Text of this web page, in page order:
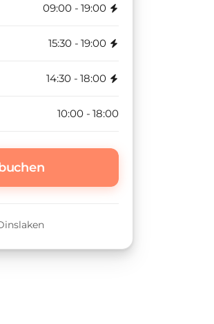
09:00 - 19:00
15:30 - 19:00
14:30 - 18:00
10:00 - 18:00